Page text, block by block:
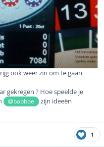
ook weer zin om te gaan
gekregen ? Hoe speelde je
@babboe
zijn ideeën
1